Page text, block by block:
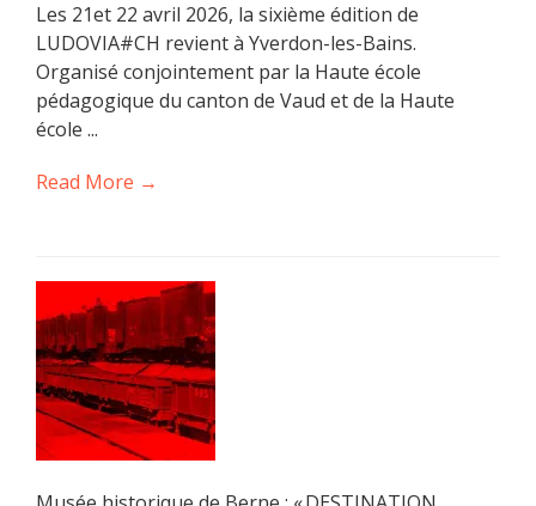
Les 21et 22 avril 2026, la sixième édition de
LUDOVIA#CH revient à Yverdon-les-Bains.
Organisé conjointement par la Haute école
pédagogique du canton de Vaud et de la Haute
école ...
Read More →